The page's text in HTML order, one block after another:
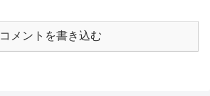
コメントを書き込む